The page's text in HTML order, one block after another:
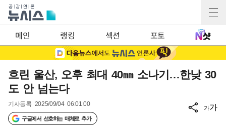
메인 랭킹 섹션 포토
흐린 울산, 오후 최대 40㎜ 소나기…한낮 30
도 안 넘는다
기사등록 2025/09/04 06:01:00
구글에서 선호하는 매체로 추가
가가